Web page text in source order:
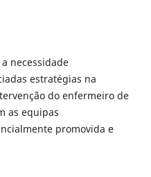
necessidade
estratégias na
do enfermeiro de
as equipas
promovida e